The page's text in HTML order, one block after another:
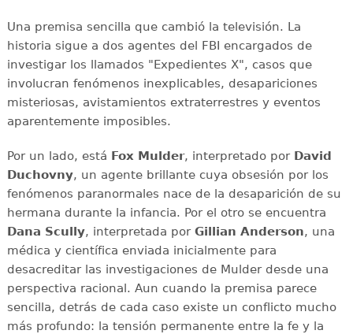
Una premisa sencilla que cambió la televisión. La
historia sigue a dos agentes del FBI encargados de
investigar los llamados "Expedientes X", casos que
involucran fenómenos inexplicables, desapariciones
misteriosas, avistamientos extraterrestres y eventos
aparentemente imposibles.
Por un lado, está Fox Mulder, interpretado por David
Duchovny, un agente brillante cuya obsesión por los
fenómenos paranormales nace de la desaparición de su
hermana durante la infancia. Por el otro se encuentra
Dana Scully, interpretada por Gillian Anderson, una
médica y científica enviada inicialmente para
desacreditar las investigaciones de Mulder desde una
perspectiva racional. Aun cuando la premisa parece
sencilla, detrás de cada caso existe un conflicto mucho
más profundo: la tensión permanente entre la fe y la